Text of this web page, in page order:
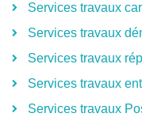
Services travaux
Services travaux
Services travaux
Services travaux
Services travaux